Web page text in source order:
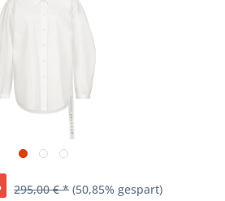
295,00 € * (50,85% gespart)